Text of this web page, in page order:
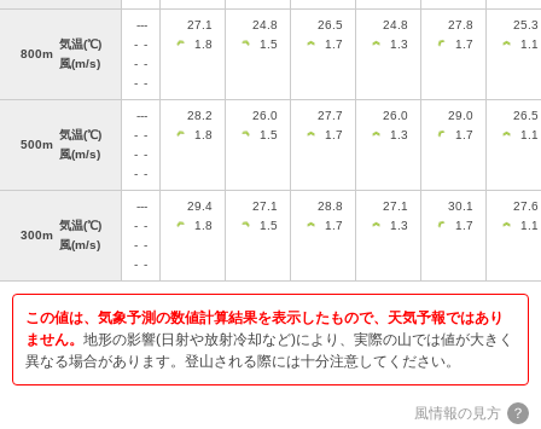
800m
気温(℃)
風(m/s)
---
-
-
-
-
-
-
27.1
1.8
24.8
1.5
26.5
1.7
24.8
1.3
27.8
1.7
25.3
1.1
500m
気温(℃)
風(m/s)
---
-
-
-
-
-
-
28.2
1.8
26.0
1.5
27.7
1.7
26.0
1.3
29.0
1.7
26.5
1.1
300m
気温(℃)
風(m/s)
---
-
-
-
-
-
-
29.4
1.8
27.1
1.5
28.8
1.7
27.1
1.3
30.1
1.7
27.6
1.1
この値は、気象予測の数値計算結果を表示したもので、天気予報ではあり
ません。 地形の影響(日射や放射冷却など)により、実際の山では値が大きく
異なる場合があります。登山される際には十分注意してください。
風情報の見方